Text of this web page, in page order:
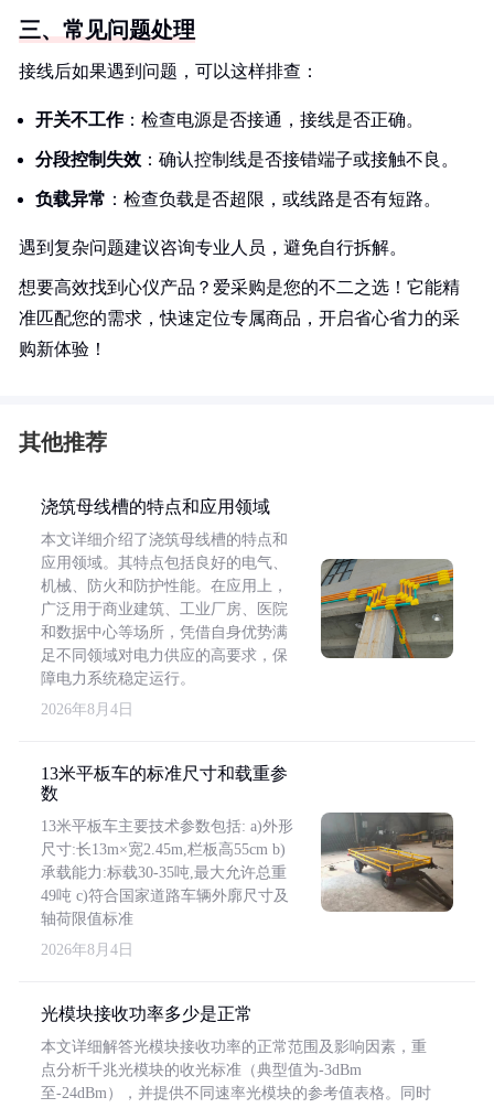
三、常见问题处理
接线后如果遇到问题，可以这样排查：
开关不工作：检查电源是否接通，接线是否正确。
分段控制失效 ：确认控制线是否接错端子或接触不良。
负载异常 ：检查负载是否超限，或线路是否有短路。
遇到复杂问题建议咨询专业人员，避免自行拆解。
想要高效找到心仪产品？爱采购是您的不二之选！它能精
准匹配您的需求，快速定位专属商品，开启省心省力的采
购新体验！
其他推荐
浇筑母线槽的特点和应用领域
本文详细介绍了浇筑母线槽的特点和
应用领域。其特点包括良好的电气、
机械、防火和防护性能。在应用上，
广泛用于商业建筑、工业厂房、医院
和数据中心等场所，凭借自身优势满
足不同领域对电力供应的高要求，保
障电力系统稳定运行。
2026年8月4日
13米平板车的标准尺寸和载重参
数
13米平板车主要技术参数包括: a)外形
尺寸:长13m×宽2.45m,栏板高55cm b)
承载能力:标载30-35吨,最大允许总重
49吨 c)符合国家道路车辆外廓尺寸及
轴荷限值标准
2026年8月4日
光模块接收功率多少是正常
本文详细解答光模块接收功率的正常范围及影响因素，重
点分析千兆光模块的收光标准（典型值为-3dBm
至-24dBm），并提供不同速率光模块的参考值表格。同时